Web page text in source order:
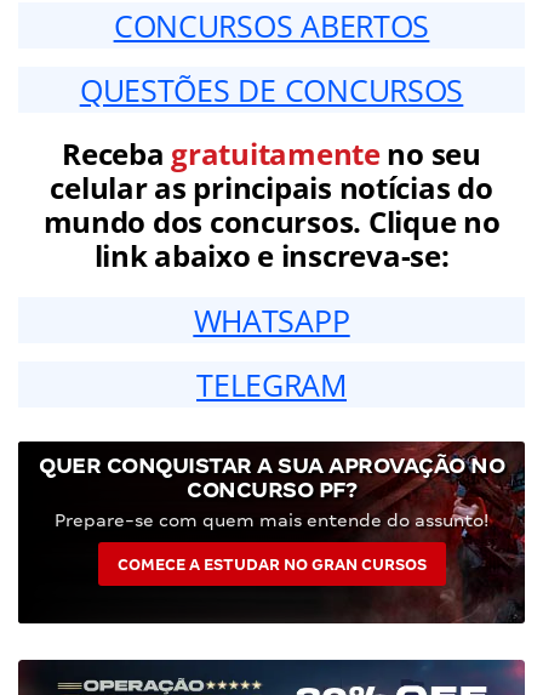
CONCURSOS ABERTOS
QUESTÕES DE CONCURSOS
Receba gratuitamenteno seu
celular as principais notícias do
mundo dos concursos. Clique no
link abaixo e inscreva-se:
WHATSAPP
TELEGRAM
QUER CONQUISTAR A SUA APROVAÇÃO NO
CONCURSO PF?
Prepare-se com quem mais entende do assunto!
COMECE A ESTUDAR NO GRAN CURSOS